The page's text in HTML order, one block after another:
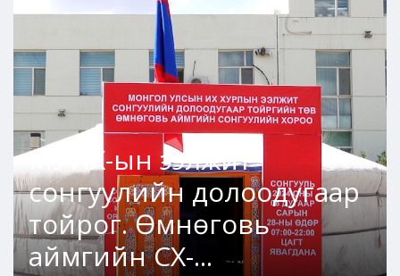
МУИХ-ын ээлжит
сонгуулийн долоодугаар
тойрог. Өмнөговь
аймгийн СХ-...